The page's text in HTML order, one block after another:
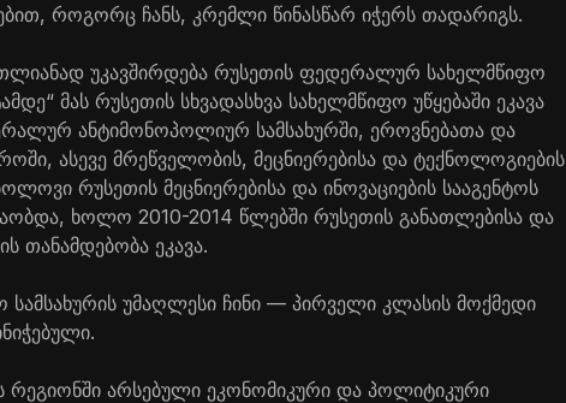
როგორც ჩანს, კრემლი წინასწარ იჭერს თადარიგს.
უკავშირდება რუსეთის ფედერალურ სახელმწიფო
მას რუსეთის სხვადასხვა სახელმწიფო უწყებაში ეკავა
ანტიმონოპოლიურ სამსახურში, ეროვნებათა და
ასევე მრეწველობის, მეცნიერებისა და ტექნოლოგიების
რუსეთის მეცნიერებისა და ინოვაციების სააგენტოს
ხოლო 2010-2014 წლებში რუსეთის განათლებისა და
თანამდებობა ეკავა.
უმაღლესი ჩინი — პირველი კლასის მოქმედი
რეგიონში არსებული ეკონომიკური და პოლიტიკური